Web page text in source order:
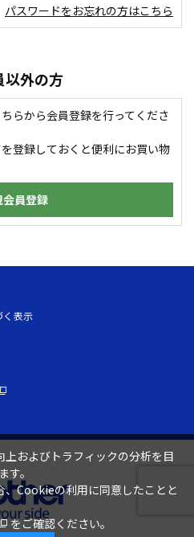
パスワードをお忘れの方はこちら
以外の方
らから会員登録を行ってくださ
登録しておくと便利にお買い物
会員登録
く表示
およびトラフィックの分析を目
。
、Cookieの利用に同意したことと
をご確認ください。